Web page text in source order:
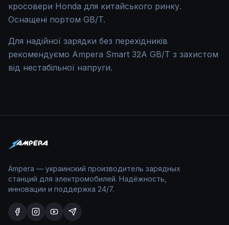
кросовери Honda для китайського ринку.
Оснащені портом GB/T.
Для надійної зарядки без перехідників
рекомендуємо Ampera Smart 32A GB/T з захистом
від нестабільної напруги.
Ampera — украинский производитель зарядных
станций для электромобилей. Надёжность,
инновации и поддержка 24/7.